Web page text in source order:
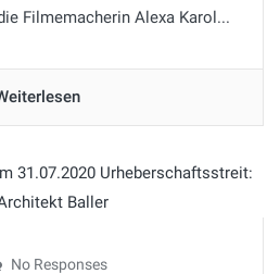
Filmemacherin Alexa Karol...
No Responses